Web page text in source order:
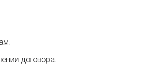
договора.